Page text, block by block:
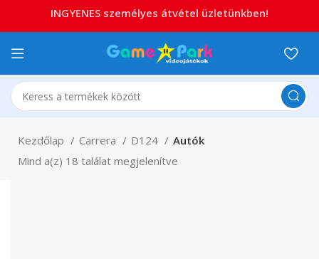
Kezdőlap Carrera D124
Autók
Mind a(z) 18 találat megjelenítve
INGYENES személyes átvétel üzletünkben!